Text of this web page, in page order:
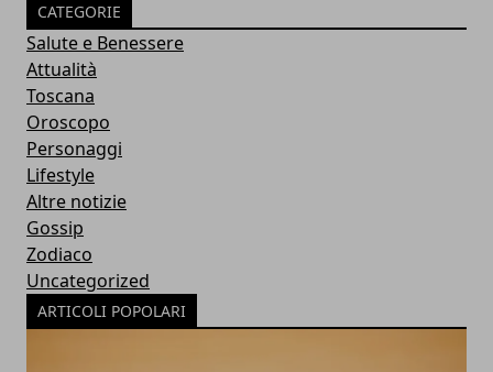
CATEGORIE
Salute e Benessere
Attualità
Toscana
Oroscopo
Personaggi
Lifestyle
Altre notizie
Gossip
Zodiaco
Uncategorized
ARTICOLI POPOLARI